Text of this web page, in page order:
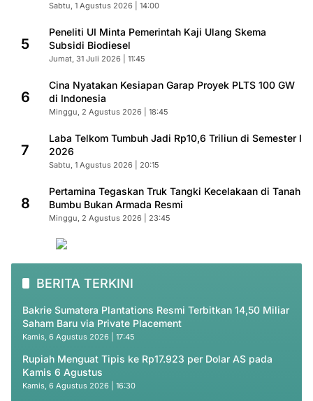
Sabtu, 1 Agustus 2026 | 14:00
5
Peneliti UI Minta Pemerintah Kaji Ulang Skema
Subsidi Biodiesel
Jumat, 31 Juli 2026 | 11:45
6
Cina Nyatakan Kesiapan Garap Proyek PLTS 100 GW
di Indonesia
Minggu, 2 Agustus 2026 | 18:45
7
Laba Telkom Tumbuh Jadi Rp10,6 Triliun di Semester I
2026
Sabtu, 1 Agustus 2026 | 20:15
8
Pertamina Tegaskan Truk Tangki Kecelakaan di Tanah
Bumbu Bukan Armada Resmi
Minggu, 2 Agustus 2026 | 23:45
BERITA TERKINI
Bakrie Sumatera Plantations Resmi Terbitkan 14,50 Miliar
Saham Baru via Private Placement
Kamis, 6 Agustus 2026 | 17:45
Rupiah Menguat Tipis ke Rp17.923 per Dolar AS pada
Kamis 6 Agustus
Kamis, 6 Agustus 2026 | 16:30